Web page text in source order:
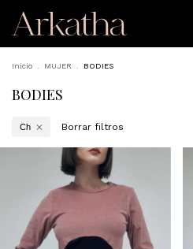
Inicio MUJER BODIES
BODIES
Ch Borrar filtros